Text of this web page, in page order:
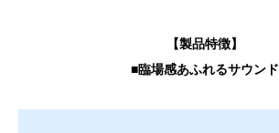
【製品特徴】
■臨場感あふれるサウンド